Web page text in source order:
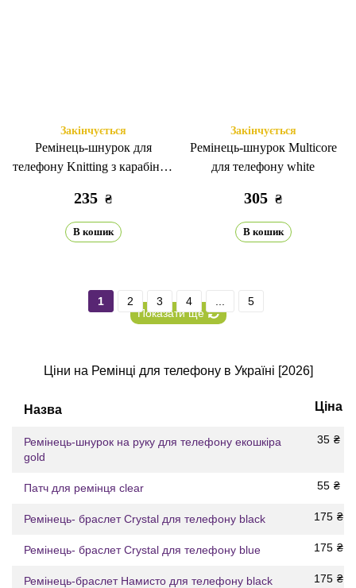
Закінчується
Ремінець-шнурок для
телефону Knitting з карабіном
235 ₴
В кошик
Закінчується
Ремінець-шнурок Multicore
для телефону white
305 ₴
В кошик
Показати ще
1 2 3 4 5
Ціни на Ремінці для телефону в Україні [2026]
Назва Ціна
Ремінець-шнурок на руку для телефону екошкіра
gold
35 ₴
Патч для ремінця clear 55 ₴
Ремінець- браслет Crystal для телефону black 175 ₴
Ремінець- браслет Crystal для телефону blue 175 ₴
Ремінець-браслет Намисто для телефону black 175 ₴